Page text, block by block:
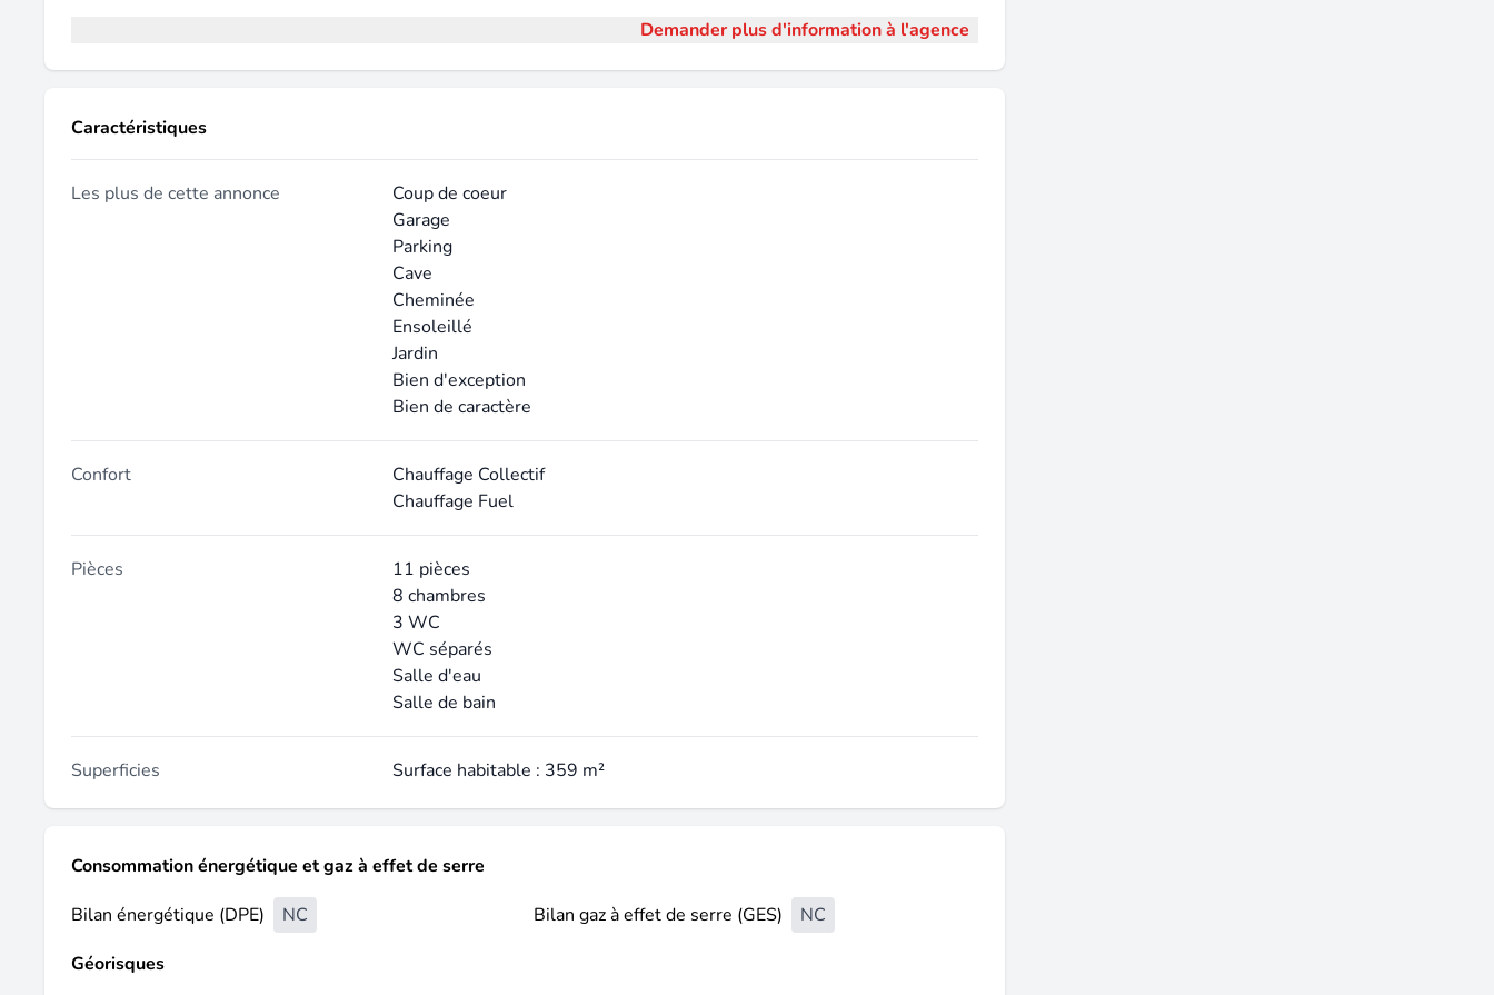
Demander plus d'information à l'agence
Caractéristiques
Les plus de cette annonce
Coup de coeur
Garage
Parking
Cave
Cheminée
Ensoleillé
Jardin
Bien d'exception
Bien de caractère
Confort
Chauffage Collectif
Chauffage Fuel
Pièces
11 pièces
8 chambres
3 WC
WC séparés
Salle d'eau
Salle de bain
Superficies Surface habitable : 359 m²
Consommation énergétique et gaz à effet de serre
Bilan énergétique (DPE)
NC Bilan gaz à effet de serre (GES)
NC
Géorisques